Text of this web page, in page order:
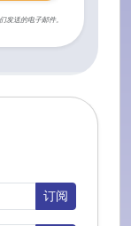
发送的电子邮件。